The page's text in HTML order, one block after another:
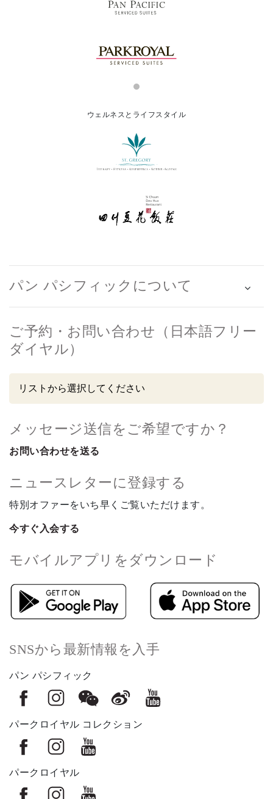
ウェルネスとライフスタイル
パン パシフィックについて
ご予約・お問い合わせ（日本語フリー
ダイヤル）
メッセージ送信をご希望ですか？
お問い合わせを送る
ニュースレターに登録する
特別オファーをいち早くご覧いただけます。
今すぐ入会する
モバイルアプリをダウンロード
SNSから最新情報を入手
パン パシフィック
パークロイヤル コレクション
パークロイヤル